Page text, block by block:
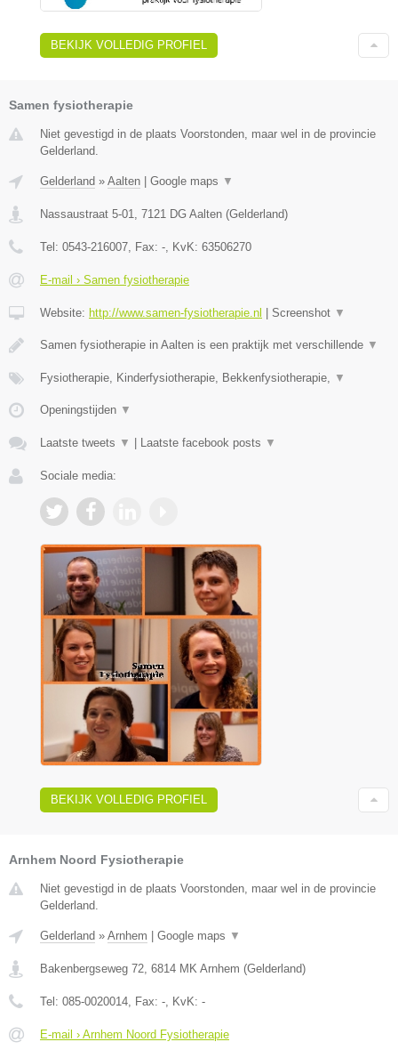
BEKIJK VOLLEDIG PROFIEL
Samen fysiotherapie
Niet gevestigd in de plaats Voorstonden, maar wel in de provincie
Gelderland.
Gelderland » Aalten Google maps ▼
Nassaustraat 5-01 7121 DG Aalten (Gelderland)
Tel: 0543-216007 , Fax: - , KvK: 63506270
E-mail › Samen fysiotherapie
Website: http://www.samen-fysiotherapie.nl Screenshot ▼
Samen fysiotherapie in Aalten is een praktijk met verschillende ▼
Fysiotherapie, Kinderfysiotherapie, Bekkenfysiotherapie, ▼
Openingstijden ▼
Laatste tweets ▼ Laatste facebook posts ▼
Sociale media:
BEKIJK VOLLEDIG PROFIEL
Arnhem Noord Fysiotherapie
Niet gevestigd in de plaats Voorstonden, maar wel in de provincie
Gelderland.
Gelderland » Arnhem Google maps ▼
Bakenbergseweg 72 6814 MK Arnhem (Gelderland)
Tel: 085-0020014 , Fax: - , KvK: -
E-mail › Arnhem Noord Fysiotherapie